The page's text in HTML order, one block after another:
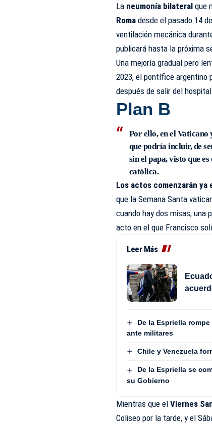
La neumonía bilateral que
Romadesde el pasado 14
ventilación mecánica
publicará hasta la próxima
Una mejoría gradual pero
2023, el pontífice argentino
después de salir del
Plan B
Por ello,en el Vaticano
que podría incluir, de
sin el papa, visto que
católica.
Los actos comenzarán ya
que la Semana Santa
cuando hay dos misas, una
acto en el que Francisco
Leer Más
De la Espriella
ante militares
Chile y Venezuela
De la Espriella se
su Gobierno
Mientras que elViernes
Coliseo por la tarde, y el